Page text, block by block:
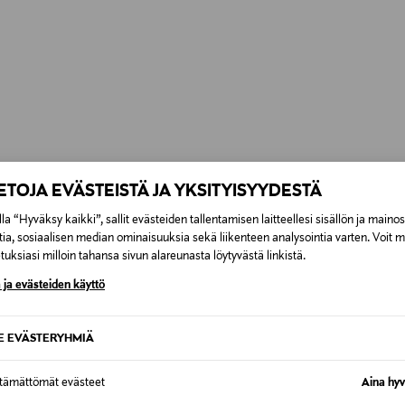
EVÄSTEISTÄ JA YKSITYISYYDESTÄ
“Hyväksy kaikki”, sallit evästeiden tallentamisen laitteellesi sisällön ja
sosiaalisen median ominaisuuksia sekä liikenteen analysointia varten. Voit
milloin tahansa sivun alareunasta löytyvästä linkistä.
ja evästeiden käyttö
EVÄSTERYHMIÄ
evästeet Aina